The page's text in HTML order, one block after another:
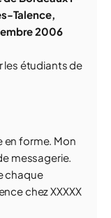
Talence,
2006
les étudiants de
en forme. Mon
messagerie.
chaque
chez XXXXX